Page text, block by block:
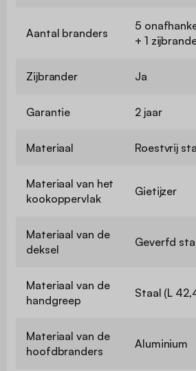
Aantal branders
5
+ 1
Zijbrander Ja
Garantie 2 jaar
Materiaal Roestvrij
Materiaal van het
kookoppervlak
Gietijzer
Materiaal van de
deksel
Geverfd
Materiaal van de
handgreep
Staal (L
Materiaal van de
hoofdbranders
Aluminium